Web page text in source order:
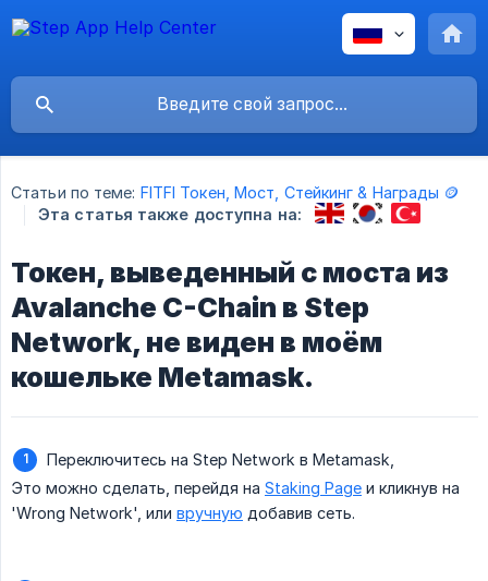
Статьи по теме: FITFI Токен, Мост, Стейкинг & Награды 🪙
Эта статья также доступна на:
Токен, выведенный с моста из
Avalanche C-Chain в Step
Network, не виден в моём
кошельке Metamask.
Переключитесь на Step Network в Metamask,
Это можно сделать, перейдя на Staking Page и кликнув на
'Wrong Network', или вручную добавив сеть.